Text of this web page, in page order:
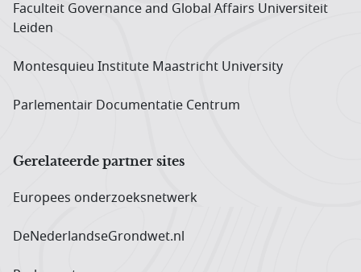
Faculteit Governance and Global Affairs Universiteit
Leiden
Montesquieu Institute Maastricht University
Parlementair Documentatie Centrum
Gerelateerde partner sites
Europees onderzoeks­netwerk
DeNederlandseGrondwet.nl